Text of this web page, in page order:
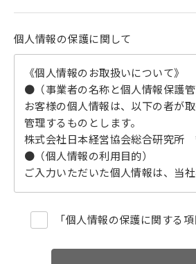
個人情報の保護に関して
《個人情報のお取扱いについて》
●（事業者の名称と個人情報保護管
お客様の個人情報は、以下の者が
管理するものとします。
株式会社日本経営協会総合研究所
●（個人情報の利用目的）
ご入力いただいた個人情報は、当
ビス･情報(もしくは、お申し込み
ていただくために利用いたします。
当社は、お預かりした個人情報を
「個人情報の保護に関する